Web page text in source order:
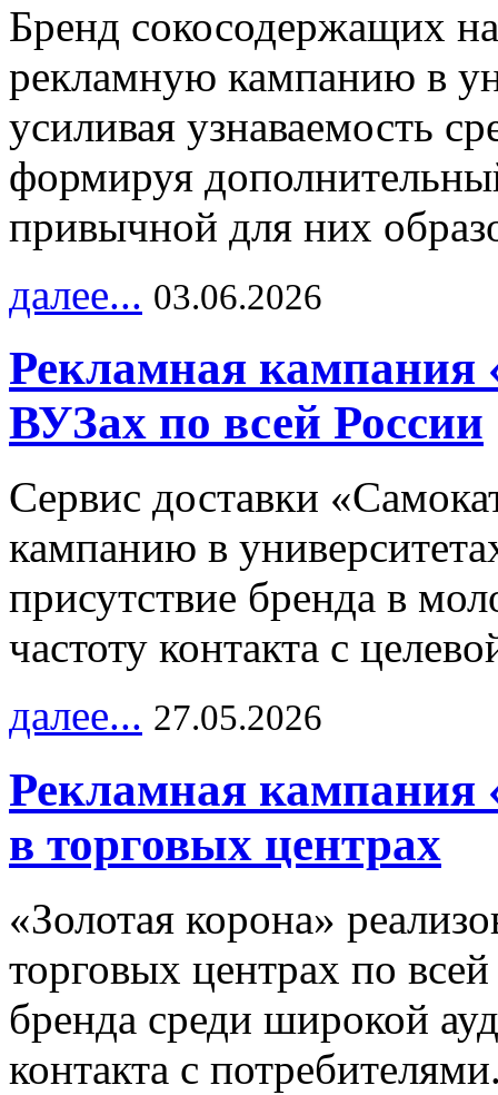
Бренд сокосодержащих
рекламную кампанию в
усиливая узнаваемость
формируя
привычной для них
далее... 03.06.2026
Рекламная кампания
ВУЗах по всей России
Сервис доставки
кампанию в
присутствие бренда в
частоту контакта с
далее... 27.05.2026
Рекламная кампания
в торговых центрах
«Золотая корона»
торговых центрах по
бренда среди широкой
контакта с